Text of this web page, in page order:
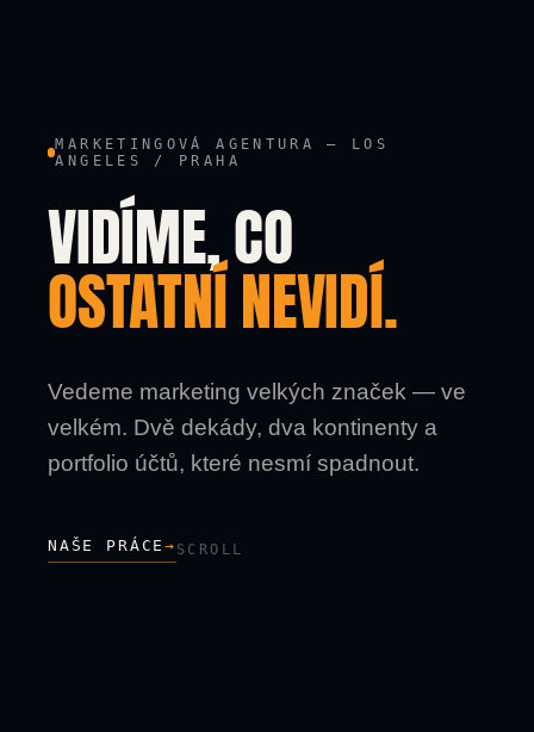
MARKETINGOVÁ AGENTURA — LOS
ANGELES / PRAHA
VIDÍME, CO
OSTATNÍ NEVIDÍ.
Vedeme marketing velkých značek — ve
velkém. Dvě dekády, dva kontinenty a
portfolio účtů, které nesmí spadnout.
NAŠE PRÁCE→ SCROLL